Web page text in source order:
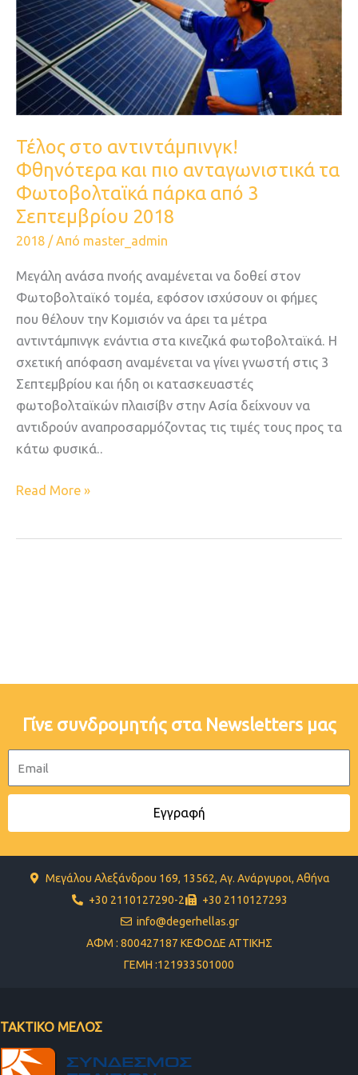
Τέλος στο αντιντάμπινγκ!
Φθηνότερα και πιο ανταγωνιστικά τα
Φωτοβολταϊκά πάρκα από 3
Σεπτεμβρίου 2018
2018 / Από master_admin
Μεγάλη ανάσα πνοής αναμένεται να δοθεί στον
Φωτοβολταϊκό τομέα, εφόσον ισχύσουν οι φήμες
που θέλουν την Κομισιόν να άρει τα μέτρα
αντιντάμπινγκ ενάντια στα κινεζικά φωτοβολταϊκά. Η
σχετική απόφαση αναμένεται να γίνει γνωστή στις 3
Σεπτεμβρίου και ήδη οι κατασκευαστές
φωτοβολταϊκών πλαισίβν στην Ασία δείχνουν να
αντιδρούν αναπροσαρμόζοντας τις τιμές τους προς τα
κάτω φυσικά..
και
πιο
ανταγωνιστικά
τα
Φωτοβολταϊκά
πάρκα
από
3
Σεπτεμβρίου
2018
Read More »
Γίνε συνδρομητής στα Newsletters μας
Εγγραφή
Μεγάλου Αλεξάνδρου 169, 13562, Αγ. Ανάργυροι, Αθήνα
+30 2110127290-2
+30 2110127293
info@degerhellas.gr
ΑΦΜ : 800427187 ΚΕΦΟΔΕ ΑΤΤΙΚΗΣ
ΓΕΜΗ :121933501000
ΤΑΚΤΙΚΟ ΜΕΛΟΣ